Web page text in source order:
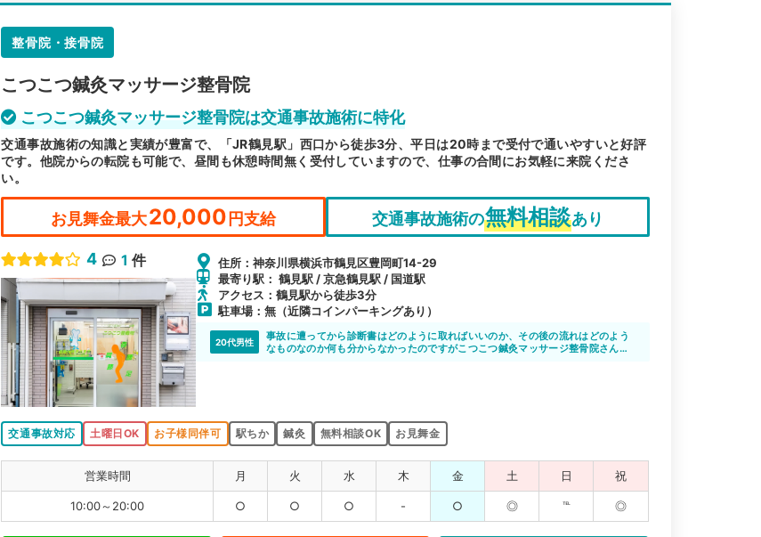
整骨院・接骨院
こつこつ鍼灸マッサージ整骨院
こつこつ鍼灸マッサージ整骨院は交通事故施術に特化
交通事故施術の知識と実績が豊富で、「JR鶴見駅」西口から徒歩3分、平日は20時まで受付で通いやすいと好評
です。他院からの転院も可能で、昼間も休憩時間無く受付していますので、仕事の合間にお気軽に来院くださ
い。
お見舞金最大20,000円支給 交通事故施術の無料相談あり
4 1 件
住所：神奈川県横浜市鶴見区豊岡町14-29
最寄り駅： 鶴見駅 / 京急鶴見駅 / 国道駅
アクセス：鶴見駅から徒歩3分
駐車場：無（近隣コインパーキングあり）
20代男性
事故に遭ってから診断書はどのように取ればいいのか、その後の流れはどのよう
なものなのか何も分からなかったのですがこつこつ鍼灸マッサージ整骨院さんに
交通事故対応 土曜日OK お子様同伴可 駅ちか 鍼灸 無料相談OK お見舞金
営業時間 月 火 水 木 金 土 日 祝
10:00～20:00 ○ ○ ○ - ○ ◎ ℡ ◎